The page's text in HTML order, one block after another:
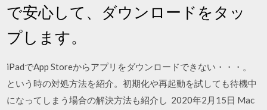
で安心して、ダウンロードをタッ
プします。
iPadでApp Storeからアプリをダウンロードできない・・・。
という時の対処方法を紹介。初期化や再起動を試しても待機中
になってしまう場合の解決方法も紹介し 2020年2月15日 Mac